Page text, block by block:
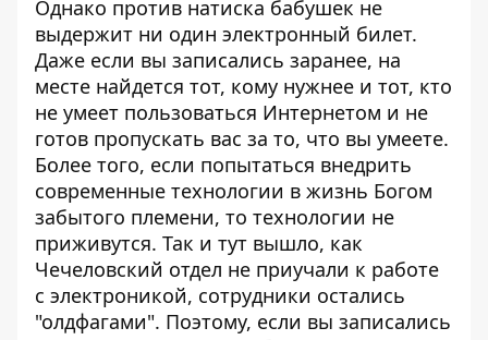
Однако против натиска бабушек не
выдержит ни один электронный билет.
Даже если вы записались заранее, на
месте найдется тот, кому нужнее и тот, кто
не умеет пользоваться Интернетом и не
готов пропускать вас за то, что вы умеете.
Более того, если попытаться внедрить
современные технологии в жизнь Богом
забытого племени, то технологии не
приживутся. Так и тут вышло, как
Чечеловский отдел не приучали к работе
с электроникой, сотрудники остались
"олдфагами". Поэтому, если вы записались